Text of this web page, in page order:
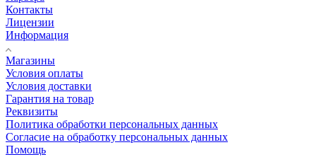
Контакты
Лицензии
Информация
Магазины
Условия оплаты
Условия доставки
Гарантия на товар
Реквизиты
Политика обработки персональных данных
Согласие на обработку персональных данных
Помощь